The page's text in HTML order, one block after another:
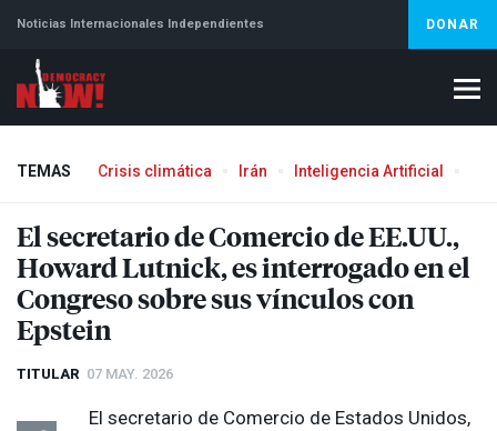
Noticias Internacionales Independientes DONAR
TEMAS Crisis climática Irán Inteligencia Artificial
El secretario de Comercio de EE.UU.,
Howard Lutnick, es interrogado en el
Congreso sobre sus vínculos con
Epstein
TITULAR 07 MAY. 2026
El secretario de Comercio de Estados Unidos,